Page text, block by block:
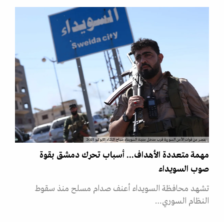
عنصر من قوات الأمن السورية قرب مدخل مدينة السويداء صباح الثلثاء 15يوليو 2025
مهمة متعددة الأهداف... أسباب تحرك دمشق بقوة
صوب السويداء
تشهد محافظة السويداء أعنف صدام مسلح منذ سقوط
النظام السوري…